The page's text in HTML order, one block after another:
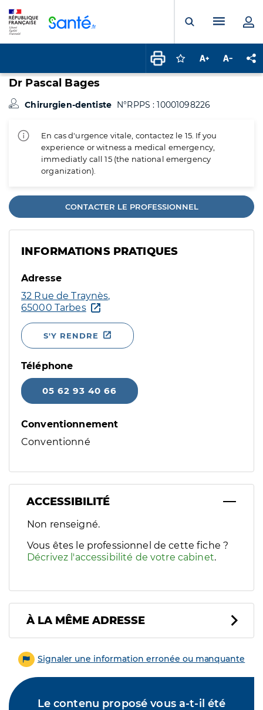
Ouvrir laMenu
Connectez-vous
Augmenter la
Dr Pascal Bages
Chirurgien-dentiste N°RPPS : 10001098226
En cas d'urgence vitale, contactez le 15. If you
experience or witness a medical emergency,
immediatly call 15 (the national emergency
organization).
CONTACTER LE PROFESSIONNEL
INFORMATIONS PRATIQUES
Adresse
32 Rue de Traynès,
65000 Tarbes
S'Y RENDRE
Téléphone
05 62 93 40 66
Conventionnement
Conventionné
ACCESSIBILITÉ
Filtres
Sélectionnez un ou plusieurs handicaps/besoins
Non renseigné.
Vous êtes le professionnel de cette fiche ?
Décrivez l'accessibilité de votre cabinet.
À LA MÊME ADRESSE
Signaler une information erronée ou manquante
Le contenu proposé vous a-t-il été